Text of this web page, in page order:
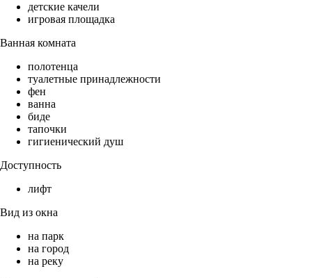
детские качели
игровая площадка
Ванная комната
полотенца
туалетные принадлежности
фен
ванна
биде
тапочки
гигиенический душ
Доступность
лифт
Вид из окна
на парк
на город
на реку